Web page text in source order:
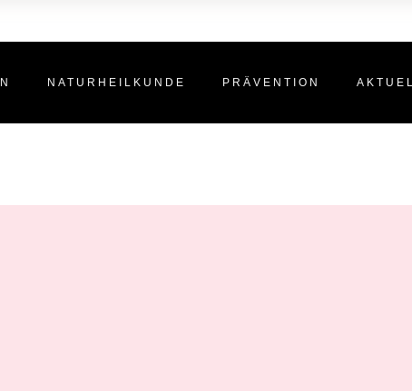
NATURHEILKUNDE PRÄVENTION